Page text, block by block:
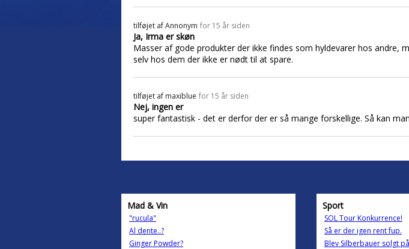
tilføjet afAnnonym for 15 år siden
Ja, Irma er skøn
Masser af gode produkter der ikke findes som hyldevarer hos
selv hos dem der ikke er nødt til at spare.
tilføjet af maxiblue for 15 år siden
Nej, ingen er
super fantastisk - det er derfor der er så mange forskellige. Så kan
Mad & Vin
"rucula"
Al dente..?
Ginger Powder?
Sport
SOL Tour Konkurrence!
Så er der igen rent fup.
Blev Silberbauer solgt